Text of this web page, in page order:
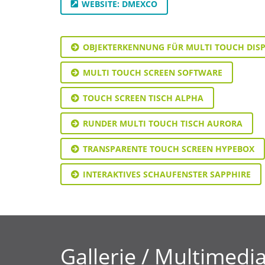
WEBSITE: DMEXCO
OBJEKTERKENNUNG FÜR MULTI TOUCH
MULTI TOUCH SCREEN SOFTWARE
TOUCH SCREEN TISCH ALPHA
RUNDER MULTI TOUCH TISCH AURORA
TRANSPARENTE TOUCH SCREEN HYPEBOX
INTERAKTIVES SCHAUFENSTER SAPPHIRE
Gallerie / Multimedia